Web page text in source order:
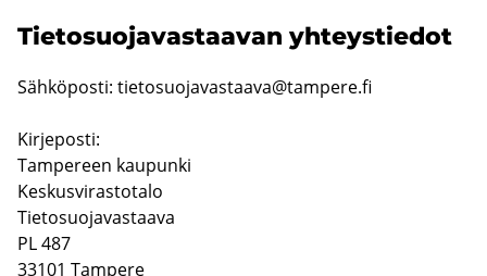
Tie­to­suo­ja­vas­taa­van yh­teys­tie­dot
Säh­kö­pos­ti: tie­to­suo­ja­vas­taa­va@tam­pe­re.fi
Kir­je­pos­ti:
Tam­pe­reen kau­pun­ki
Kes­kus­vi­ras­to­ta­lo
Tie­to­suo­ja­vas­taa­va
PL 487
33101 Tam­pe­re